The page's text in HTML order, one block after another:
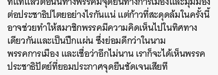
ต่อประชาธิปไตยอย่างไรกันแน่ แต่ก้าวที่สะดุดล้มในครั้งนี้
อาจช่วยทำให้สมาชิกพรรคมีความคิดเห็นไปในทิศทาง
เดียวกันและเป็นปึกแผ่น ซึ่งย่อมดีกว่าในนาม
พรรคการเมือง และเชื่อว่าอีกไม่นาน เราก็จะได้เห็นพรรค
ประชาธิปัตย์ที่ยอมประกาศจุดยืนชัดเจนเสียที